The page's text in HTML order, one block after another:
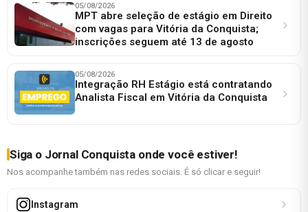
05/08/2026
MPT abre seleção de estágio em Direito
com vagas para Vitória da Conquista;
inscrições seguem até 13 de agosto
05/08/2026
Integração RH Estágio está contratando
Analista Fiscal em Vitória da Conquista
Siga o Jornal Conquista onde você estiver!
Nos acompanhe também nas redes sociais. É só clicar e seguir!
Instagram